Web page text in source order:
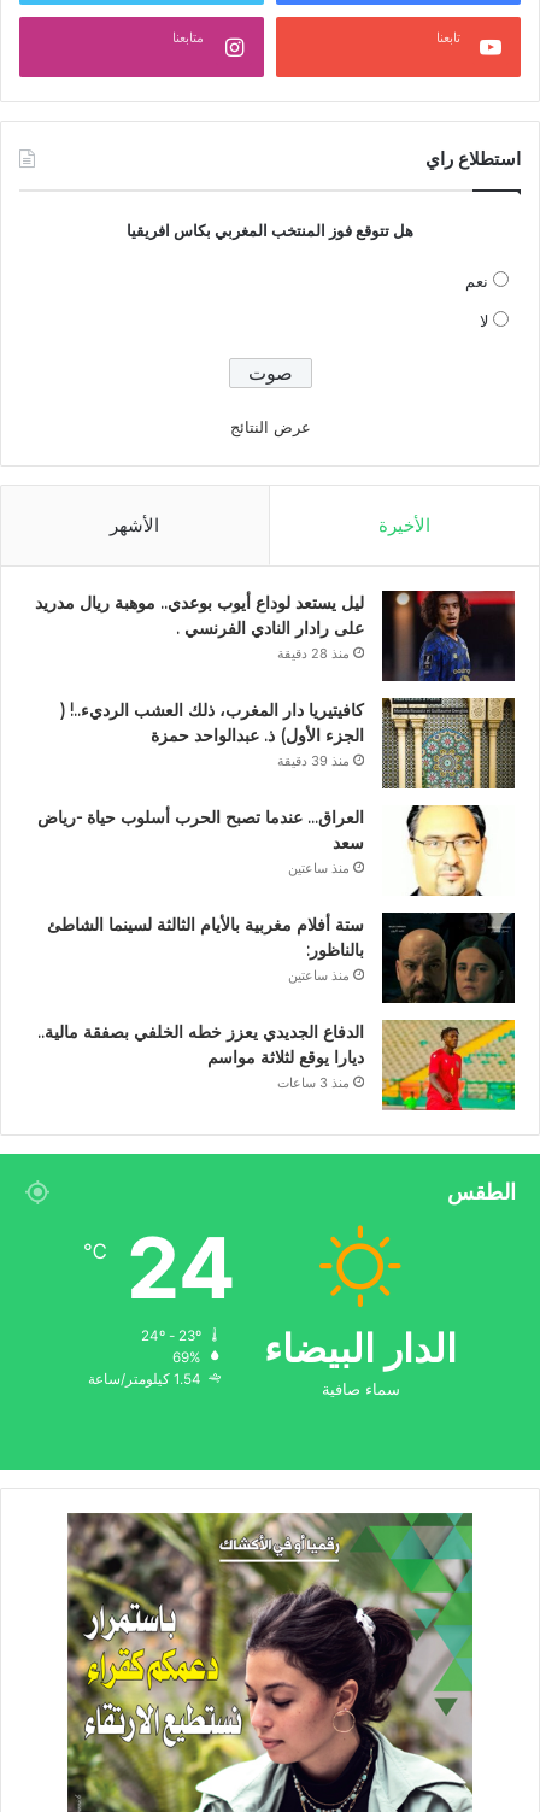
تابعنا متابعنا
استطلاع راي
هل تتوقع فوز المنتخب المغربي بكاس افريقيا
نعم
لا
عرض النتائج
الأخيرة الأشهر
ليل يستعد لوداع أيوب بوعدي.. موهبة ريال مدريد
على رادار النادي الفرنسي .
منذ 28 دقيقة
كافيتيريا دار المغرب، ذلك العشب الرديء..! (
الجزء الأول) ذ. عبدالواحد حمزة
منذ 39 دقيقة
العراق… عندما تصبح الحرب أسلوب حياة -رياض
سعد
منذ ساعتين
ستة أفلام مغربية بالأيام الثالثة لسينما الشاطئ
بالناظور:
منذ ساعتين
الدفاع الجديدي يعزز خطه الخلفي بصفقة مالية..
ديارا يوقع لثلاثة مواسم
منذ 3 ساعات
الطقس
الدار البيضاء
سماء صافية
24
℃
69%
1.54 كيلومتر/ساعة